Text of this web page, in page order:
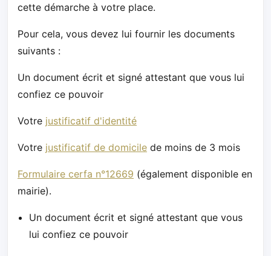
cette démarche à votre place.
Pour cela, vous devez lui fournir les documents
suivants :
Un document écrit et signé attestant que vous lui
confiez ce pouvoir
Votre justificatif d'identité
Votre justificatif de domicile de moins de 3 mois
Formulaire cerfa n°12669 (également disponible en
mairie).
Un document écrit et signé attestant que vous
lui confiez ce pouvoir